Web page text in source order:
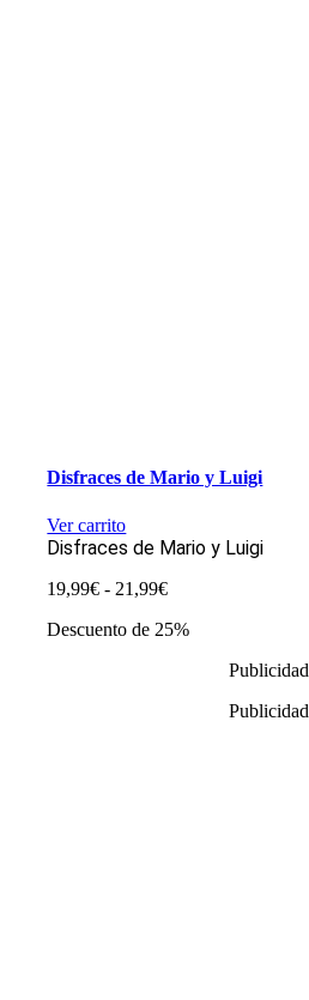
Disfraces de Mario y Luigi
Ver carrito
Disfraces de Mario y Luigi
19,99€ - 21,99€Rango
precios:
Descuento de 25%
Publicidad
Publicidad